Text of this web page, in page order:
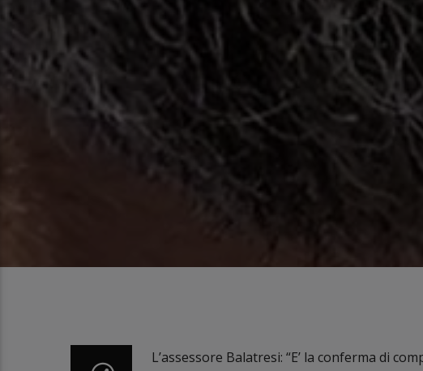
L’assessore Balatresi: “E’ la conferma di